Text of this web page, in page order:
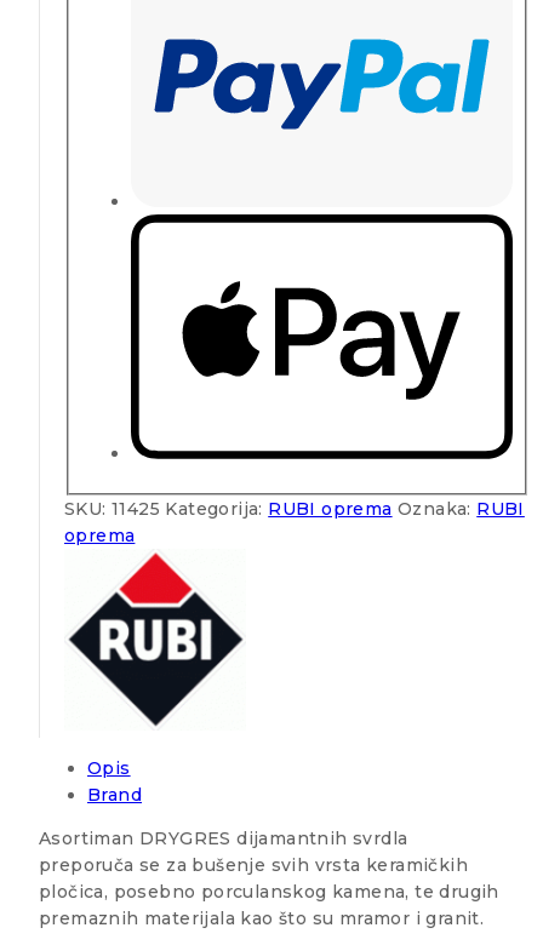
SKU: 11425 Kategorija: RUBI oprema Oznaka: RUBI
oprema
Opis
Brand
Asortiman DRYGRES dijamantnih svrdla
preporuča se za bušenje svih vrsta keramičkih
pločica, posebno porculanskog kamena, te drugih
premaznih materijala kao što su mramor i granit.